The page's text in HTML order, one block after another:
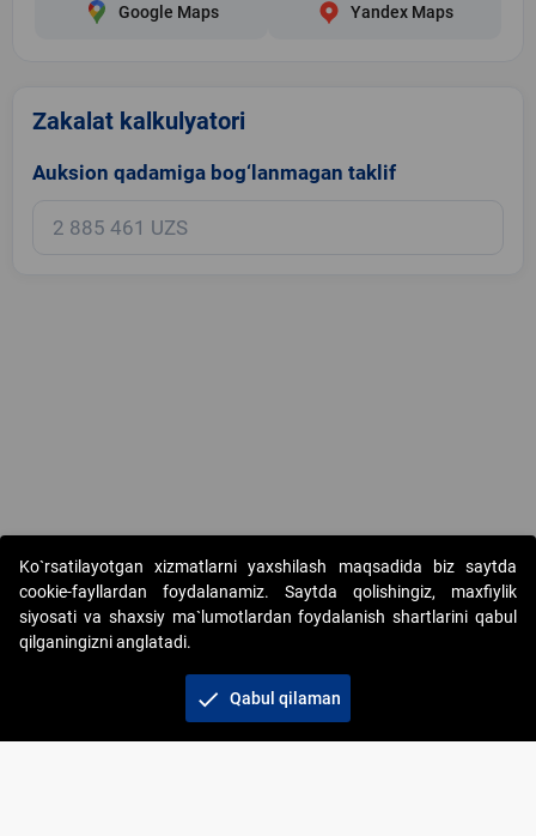
Google Maps Yandex Maps
Zakalat kalkulyatori
Auksion qadamiga bog‘lanmagan taklif
Copyright © 2017-2026. "Elektron onlayn-auksionlarni tashkil etish"
AJ. Barcha huquqlar himoyalangan
+998 71 202-21-11
Ko`rsatilayotgan xizmatlarni yaxshilash maqsadida biz saytda
cookie-fayllardan foydalanamiz. Saytda qolishingiz, maxfiylik
siyosati va shaxsiy ma`lumotlardan foydalanish shartlarini qabul
qilganingizni anglatadi.
check Qabul qilaman